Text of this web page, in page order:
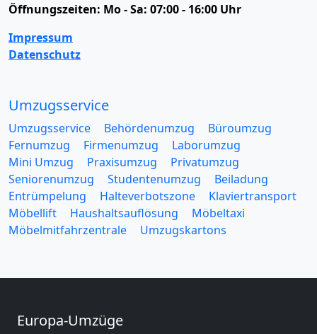
Öffnungszeiten: Mo - Sa: 07:00 - 16:00 Uhr
Impressum
Datenschutz
Umzugsservice
Umzugsservice Behördenumzug
Büroumzug
Fernumzug
Firmenumzug
Laborumzug
Mini Umzug
Praxisumzug
Privatumzug
Seniorenumzug
Studentenumzug
Beiladung
Entrümpelung
Halteverbotszone
Klaviertransport
Möbellift
Haushaltsauflösung
Möbeltaxi
Möbelmitfahrzentrale
Umzugskartons
Europa-Umzüge